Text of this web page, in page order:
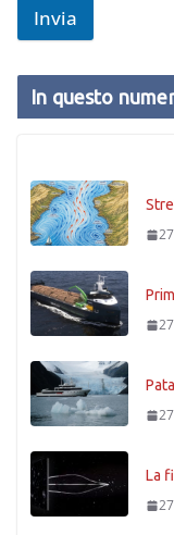
Invia
In questo
La